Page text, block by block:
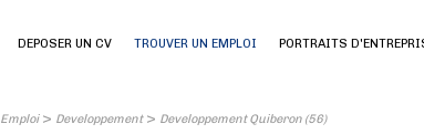
DEPOSER UN CV TROUVER UN EMPLOI PORTRAITS
Emploi> Developpement> Developpement Quiberon (56)